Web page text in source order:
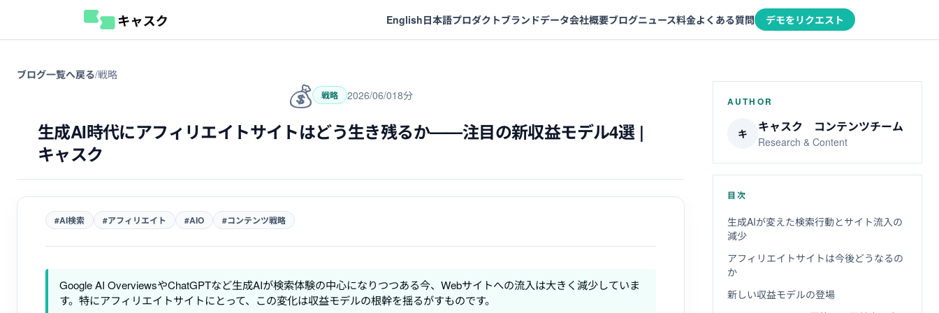
English日本語プロダクトブランドデータ会社概要ブログニュース料金よくある質問 デモをリクエスト
ブログ一覧へ戻る/戦略
💰 戦略 2026/06/018分
生成AI時代にアフィリエイトサイトはどう生き残るか――注目の新収益モデル4選 |
キャスク
#AI検索 #アフィリエイト #AIO #コンテンツ戦略
Google AI OverviewsやChatGPTなど生成AIが検索体験の中心になりつつある今、Webサイトへの流入は大きく減少していま
す。特にアフィリエイトサイトにとって、この変化は収益モデルの根幹を揺るがすものです。
AUTHOR
キ キャスク コンテンツチーム
Research & Content
目次
生成AIが変えた検索行動とサイト流入の
減少
アフィリエイトサイトは今後どうなるの
か
新しい収益モデルの登場